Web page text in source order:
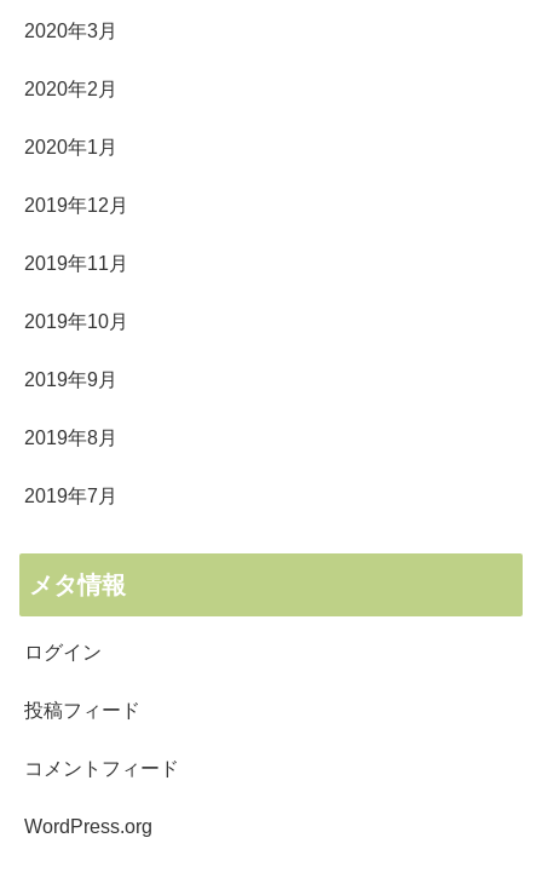
2020年3月
2020年2月
2020年1月
2019年12月
2019年11月
2019年10月
2019年9月
2019年8月
2019年7月
メタ情報
ログイン
投稿フィード
コメントフィード
WordPress.org